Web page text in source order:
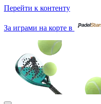
Перейти к контенту
За играми на корте в